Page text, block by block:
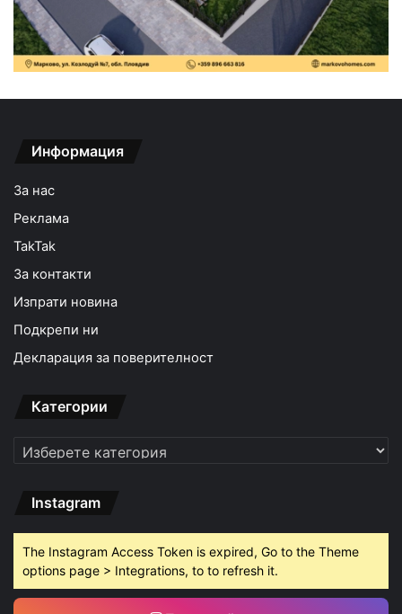
Информация
За нас
Реклама
TakTak
За контакти
Изпрати новина
Подкрепи ни
Декларация за поверителност
Категории
Категории
Instagram
The Instagram Access Token is expired, Go to the Theme
options page > Integrations, to to refresh it.